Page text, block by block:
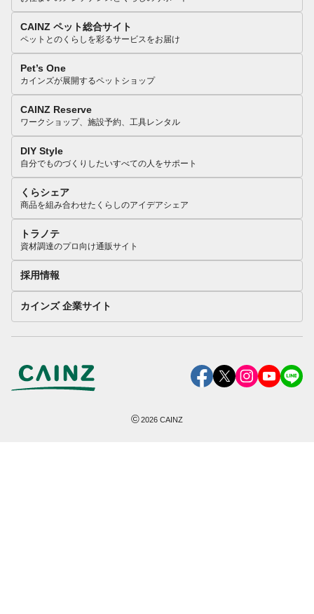
CAINZ ペット総合サイト
ペットとのくらしを彩るサービスをお届け
Pet’s One
カインズが展開するペットショップ
CAINZ Reserve
ワークショップ、施設予約、工具レンタル
DIY Style
自分でものづくりしたいすべての人をサポート
くらシェア
商品を組み合わせたくらしのアイデアシェア
トラノテ
資材調達のプロ向け通販サイト
採用情報
カインズ 企業サイト
©2026 CAINZ